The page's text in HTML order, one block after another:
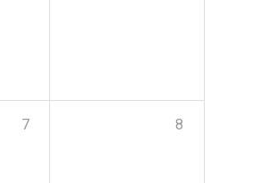
7 8